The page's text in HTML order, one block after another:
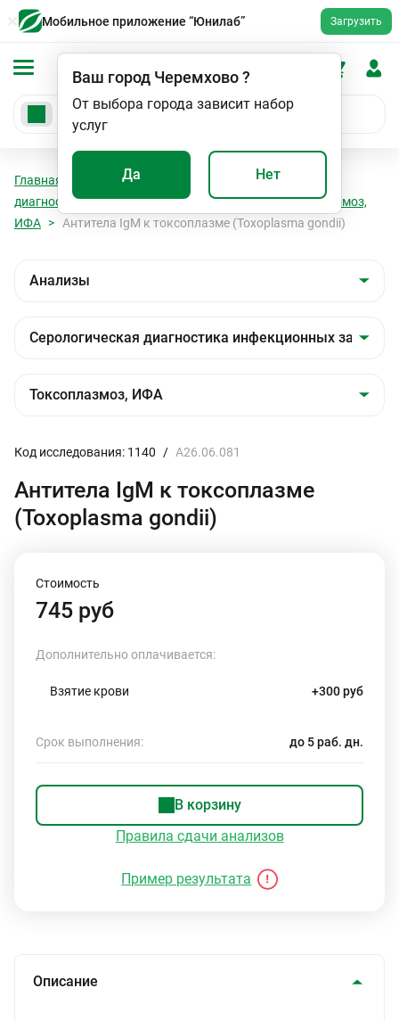
Мобильное приложение “Юнилаб” Загрузить
Ваш город Черемхово?
От выбора города зависит набор
услуг
Да Нет
Главная Анализы
Серологическая
диагностика инфекционных заболеваний
Токсоплазмоз,
ИФА
Антитела IgМ к токсоплазме (Toxoplasma gondii)
Код исследования: 1140 / A26.06.081
Антитела IgМ к токсоплазме
(Toxoplasma gondii)
Стоимость
745 руб
Дополнительно оплачивается:
Взятие крови +300 руб
Срок выполнения: до 5 раб. дн.
В корзину
Правила сдачи анализов
Пример результата
Описание